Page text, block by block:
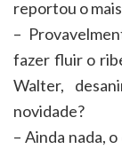
reportou o
–
fazer fluir o
Walter,
novidade?
– Ainda nada,